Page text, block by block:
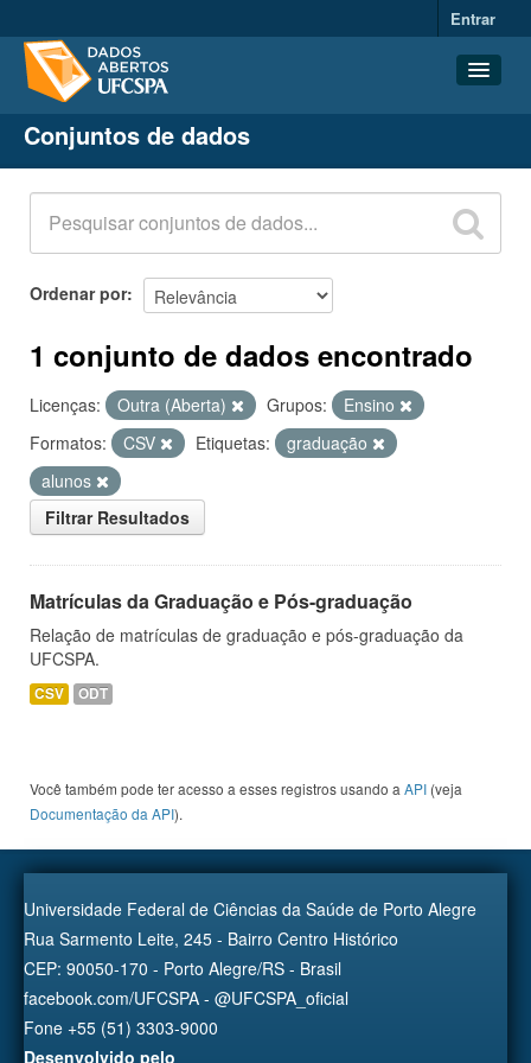
Entrar
Conjuntos de dados
Organizações
Grupos
Sobre
Conjuntos de dados
Ordenar por
1 conjunto de dados encontrado
Licenças: Outra (Aberta) Grupos:
Ensino
Formatos:
CSV Etiquetas:
graduação
alunos
Filtrar Resultados
Matrículas da Graduação e Pós-graduação
Relação de matrículas de graduação e pós-graduação da
UFCSPA.
CSV ODT
Você também pode ter acesso a esses registros usando a API (veja
Documentação da API).
Universidade Federal de Ciências da Saúde de Porto Alegre
Rua Sarmento Leite, 245 - Bairro Centro Histórico
CEP: 90050-170 - Porto Alegre/RS - Brasil
facebook.com/UFCSPA - @UFCSPA_oficial
Fone +55 (51) 3303-9000
Desenvolvido pelo